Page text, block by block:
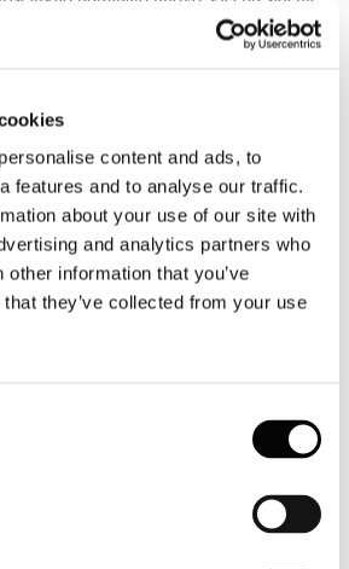
content and ads, to
features and to analyse our traffic.
about your use of our site with
and analytics partners who
information that you’ve
they’ve collected from your use
che riunisce le ferrovie e i principali
a livello mondiale.
NAUTICO INTERNAZIONALE:
online entra nel vivo il percorso di
Nautico Internazionale, in programma